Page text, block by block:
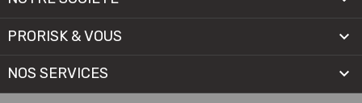
PRORISK & VOUS 
NOS SERVICES 